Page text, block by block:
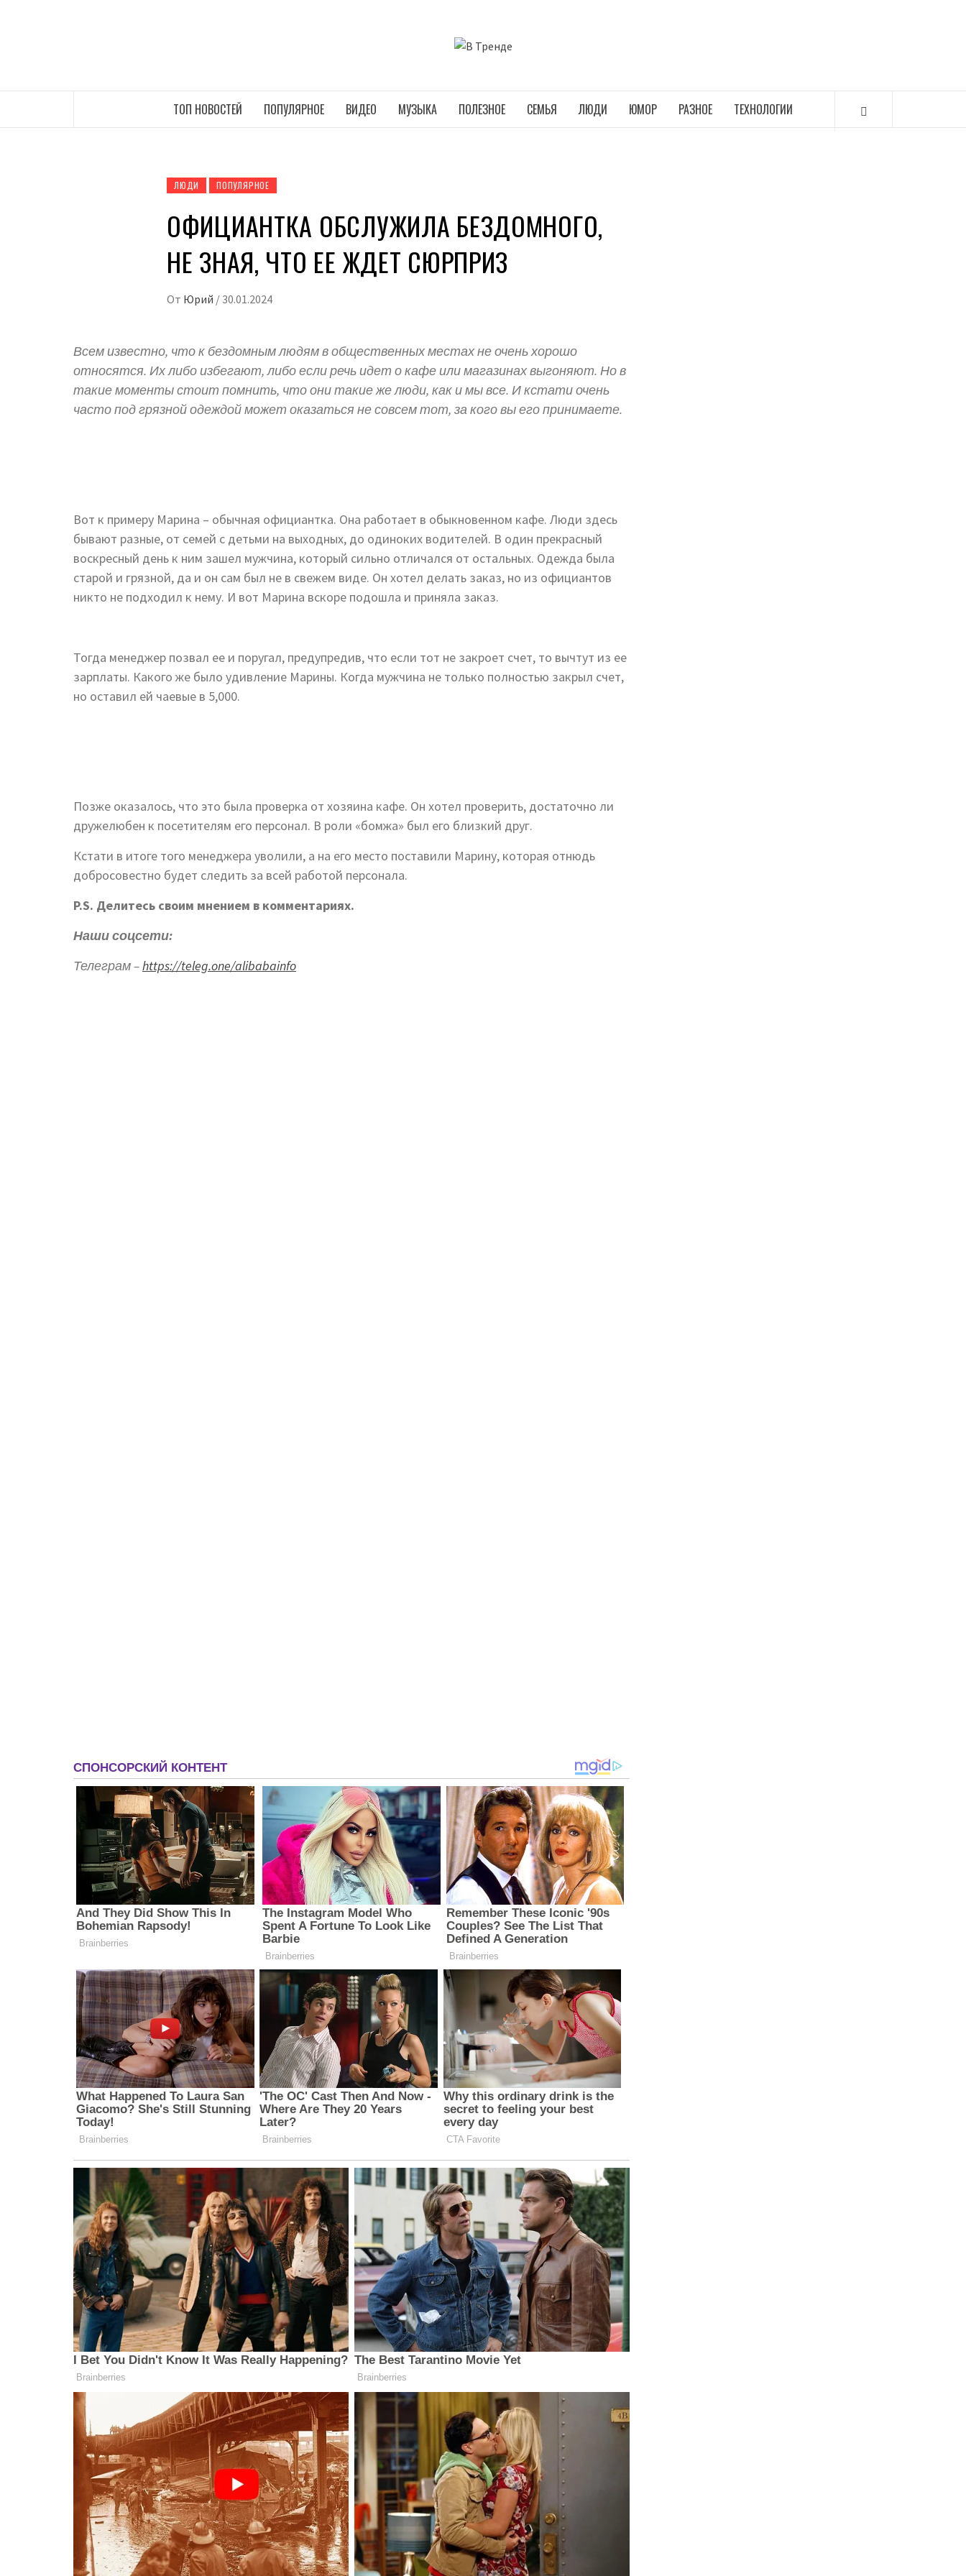
ТОП НОВОСТЕЙ ПОПУЛЯРНОЕ ВИДЕО МУЗЫКА ПОЛЕЗНОЕ СЕМЬЯ ЛЮДИ ЮМОР РАЗНОЕ ТЕХНОЛОГИИ
ЛЮДИ ПОПУЛЯРНОЕ
ОФИЦИАНТКА ОБСЛУЖИЛА БЕЗДОМНОГО,
НЕ ЗНАЯ, ЧТО ЕЕ ЖДЕТ СЮРПРИЗ
От Юрий / 30.01.2024
Всем известно, что к бездомным людям в общественных местах не очень хорошо
относятся. Их либо избегают, либо если речь идет о кафе или магазинах выгоняют. Но в
такие моменты стоит помнить, что они такие же люди, как и мы все. И кстати очень
часто под грязной одеждой может оказаться не совсем тот, за кого вы его принимаете.
Вот к примеру Марина – обычная официантка. Она работает в обыкновенном кафе. Люди здесь
бывают разные, от семей с детьми на выходных, до одиноких водителей. В один прекрасный
воскресный день к ним зашел мужчина, который сильно отличался от остальных. Одежда была
старой и грязной, да и он сам был не в свежем виде. Он хотел делать заказ, но из официантов
никто не подходил к нему. И вот Марина вскоре подошла и приняла заказ.
Тогда менеджер позвал ее и поругал, предупредив, что если тот не закроет счет, то вычтут из ее
зарплаты. Какого же было удивление Марины. Когда мужчина не только полностью закрыл счет,
но оставил ей чаевые в 5,000.
Позже оказалось, что это была проверка от хозяина кафе. Он хотел проверить, достаточно ли
дружелюбен к посетителям его персонал. В роли «бомжа» был его близкий друг.
Кстати в итоге того менеджера уволили, а на его место поставили Марину, которая отнюдь
добросовестно будет следить за всей работой персонала.
P.S. Делитесь своим мнением в комментариях.
Наши соцсети:
Телеграм –https://teleg.one/alibabainfo